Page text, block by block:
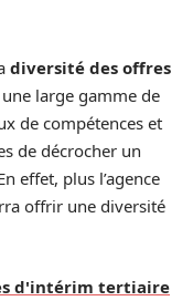
diversité des offres
large gamme de
de compétences et
de décrocher un
effet, plus l’agence
offrir une diversité
d'intérim tertiaire